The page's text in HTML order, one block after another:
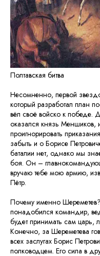
Полтавская битва
Несомненно, первой
который разработал план
вёл своё войско к победе.
оказался князь
проигнорировать
забыть и о Борисе
баталии нет, однако мы
боя. Он –
вручаю тебе мою армию,
Пётр.
Почему именно
понадобился командир,
будет принимать сам царь,
Конечно, за Шереметева
всех заслугах Борис
полководцем. Его сила в